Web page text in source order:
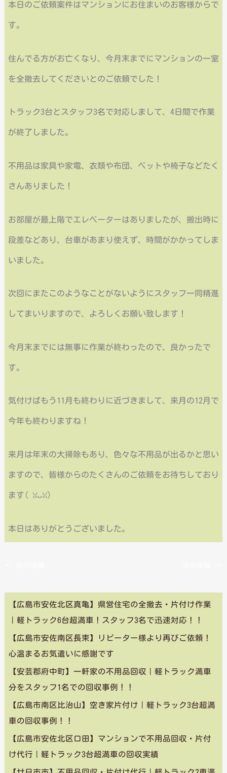
【広島市安佐北区真亀】県営住宅の全撤去・片付け作業
｜軽トラック6台超満車！スタッフ3名で迅速対応！！
【広島市安佐南区長束】リピーター様より再びご依頼！
心温まるお気遣いに感謝です
【安芸郡府中町】一軒家の不用品回収｜軽トラック満車
分をスタッフ1名での回収事例！！
【広島市南区比治山】空き家片付け｜軽トラック3台超満
車の回収事例！！
【広島市安佐北区口田】マンションで不用品回収・片付
け代行｜軽トラック3台超満車の回収実績
本日のご依頼案件はマンションにお住まいのお客様からで
す。
住んでる方がお亡くなり、今月末までにマンションの一室
を全撤去してくださいとのご依頼でした！
トラック3台とスタッフ3名で対応しまして、4日間で作業
が終了しました。
不用品は家具や家電、衣類や布団、ベットや椅子などたく
さんありました！
お部屋が最上階でエレベーターはありましたが、搬出時に
段差などあり、台車があまり使えず、時間がかかってしま
いました。
次回にまたこのようなことがないようにスタッフ一同精進
してまいりますので、よろしくお願い致します！
今月末までには無事に作業が終わったので、良かったで
す。
気付けばもう11月も終わりに近づきまして、来月の12月で
今年も終わりますね！
来月は年末の大掃除もあり、色々な不用品が出るかと思い
ますので、皆様からのたくさんのご依頼をお待ちしており
ます(⁠ ⁠ꈍ⁠ᴗ⁠ꈍ⁠)
本日はありがとうございました。